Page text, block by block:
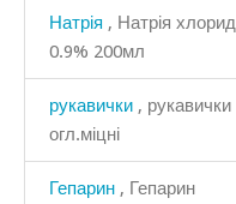
Натрія , Натрія хлорид
0.9% 200мл
рукавички , рукавички
огл.міцні
Гепарин , Гепарин